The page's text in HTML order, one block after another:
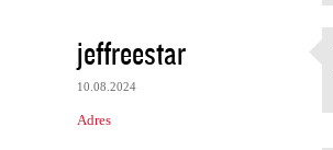
jeffreestar
10.08.2024
Adres